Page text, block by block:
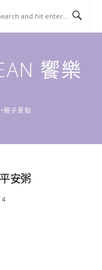
饗樂
親子景點
安粥
4